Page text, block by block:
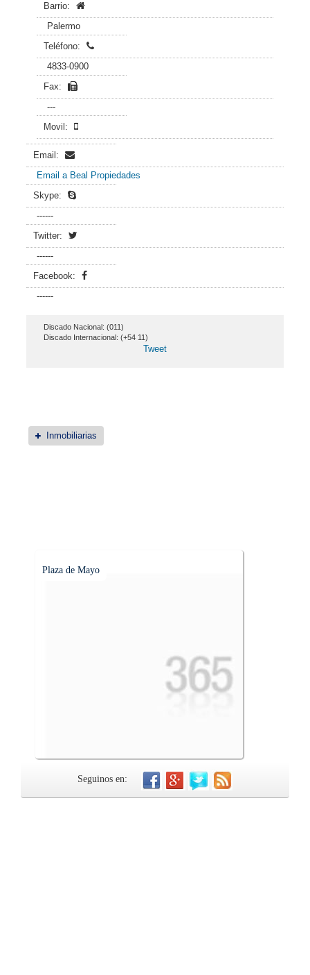
Barrio:
Palermo
Teléfono:
4833-0900
Fax:
---
Movil:
Email:
Email a Beal Propiedades
Skype:
------
Twitter:
------
Facebook:
------
Discado Nacional: (011)
Discado Internacional: (+54 11)
Tweet
Inmobiliarias
Plaza de Mayo
Seguinos en: